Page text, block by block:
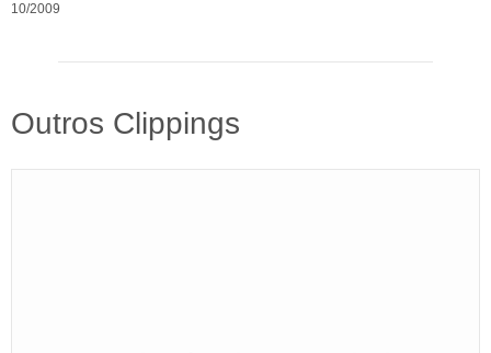
10/2009
Outros Clippings